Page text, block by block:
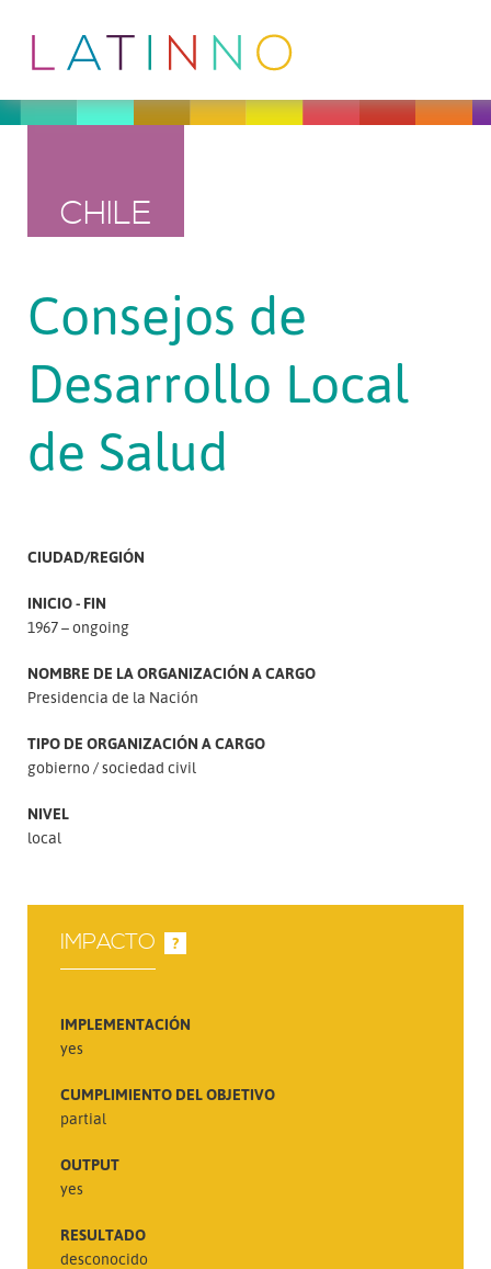
CHILE
Consejos de
Desarrollo Local
de Salud
CIUDAD/REGIÓN
INICIO - FIN
1967 – ongoing
NOMBRE DE LA ORGANIZACIÓN A CARGO
Presidencia de la Nación
TIPO DE ORGANIZACIÓN A CARGO
gobierno
sociedad civil
NIVEL
local
IMPACTO ?
IMPLEMENTACIÓN
yes
CUMPLIMIENTO DEL OBJETIVO
partial
OUTPUT
yes
RESULTADO
desconocido